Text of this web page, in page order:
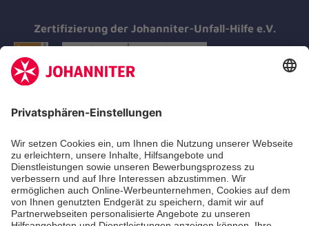
Zertifizierung der Johanniter-Unfall-Hilfe e.V.
Aus- & Fortbildungen
Erste-Hilfe-Kurse
Jobs & Ehrenamt